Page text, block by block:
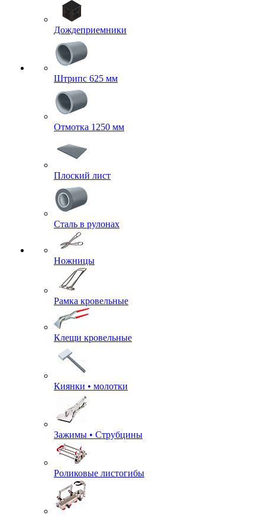
Дождеприемники
Штрипс 625 мм
Отмотка 1250 мм
Плоский лист
Сталь в рулонах
Ножницы
Рамка кровельные
Клещи кровельные
Киянки • молотки
Зажимы • Струбцины
Роликовые листогибы